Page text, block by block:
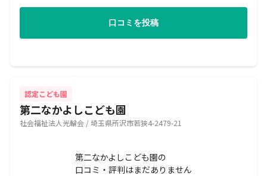
口コミを投稿
認定こども園
第二なかよしこども園
社会福祉法人光輪会 / 埼玉県所沢市若狭4-2479-21
第二なかよしこども園の
口コミ・評判はまだありません